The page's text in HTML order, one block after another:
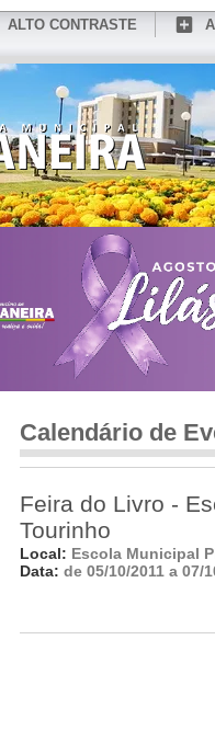
ALTO CONTRASTE
CONHEÇA MEDIANEIRA
Calendário de
Feira do Livro -
Tourinho
Local: Escola Municipal
Data: de 05/10/2011 a 07/